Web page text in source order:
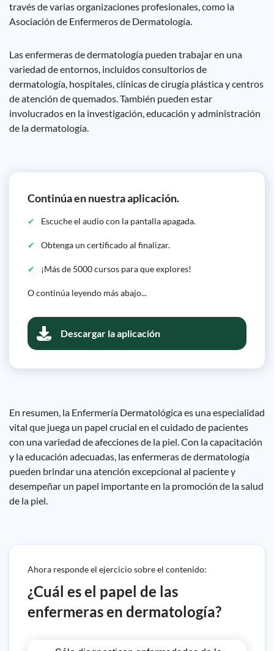
través de varias organizaciones profesionales, como la
Asociación de Enfermeros de Dermatología.
Las enfermeras de dermatología pueden trabajar en una
variedad de entornos, incluidos consultorios de
dermatología, hospitales, clínicas de cirugía plástica y centros
de atención de quemados. También pueden estar
involucrados en la investigación, educación y administración
de la dermatología.
Continúa en nuestra aplicación.
Escuche el audio con la pantalla apagada.
Obtenga un certificado al finalizar.
¡Más de 5000 cursos para que explores!
O continúa leyendo más abajo...
Descargar la aplicación
En resumen, la Enfermería Dermatológica es una especialidad
vital que juega un papel crucial en el cuidado de pacientes
con una variedad de afecciones de la piel. Con la capacitación
y la educación adecuadas, las enfermeras de dermatología
pueden brindar una atención excepcional al paciente y
desempeñar un papel importante en la promoción de la salud
de la piel.
Ahora responde el ejercicio sobre el contenido:
¿Cuál es el papel de las
enfermeras en dermatología?